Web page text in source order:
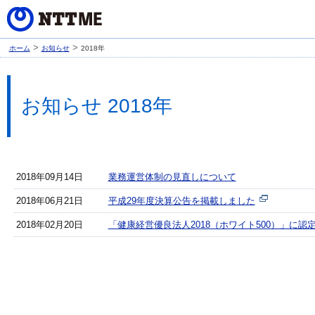
ホーム > お知らせ> 2018年
お知らせ 2018年
2018年09月14日 業務運営体制の見直しについて
2018年06月21日 平成29年度決算公告を掲載しました
2018年02月20日 「健康経営優良法人2018（ホワイト500）」に認